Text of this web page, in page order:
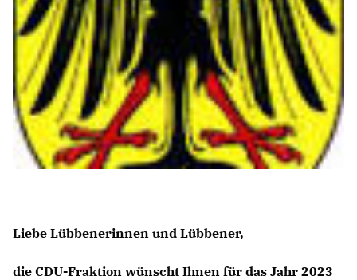
LINKS
Liebe Lübbenerinnen und Lübbener,
die CDU-Fraktion wünscht Ihnen für das Jahr 2023